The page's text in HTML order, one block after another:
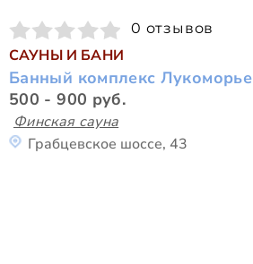
0 отзывов
САУНЫ И БАНИ
Банный комплекс Лукоморье
500 - 900 руб.
Финская сауна
Грабцевское шоссе, 43